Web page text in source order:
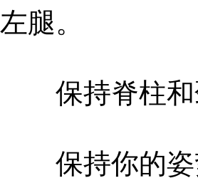
左腿。
保持脊柱和
保持你的姿